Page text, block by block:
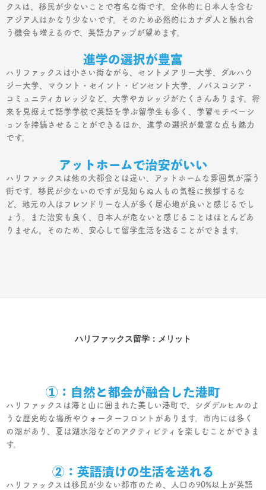
クスは、移民が少ないことで有名な街です。全体的に日本人を含む
アジア人はかなり少ないです。そのため必然的にカナダ人と触れ合
う機会も増えるので、英語力アップが望めます。
進学の選択が豊富
ハリファックスは小さい街ながら、セントメアリー大学、ダルハウ
ジー大学、マウント・セイント・ビンセント大学、ノバスコシア・
コミュニティカレッジなど、大学やカレッジがたくさんあります。将
来を見据えて語学学校で英語を学ぶ留学生も多く、学習モチベーシ
ョンを持続させることができるほか、進学の選択が豊富な点も魅力
です。
アットホームで治安がいい
ハリファックスは他の大都会とは違い、アットホームな雰囲気が漂う
街です。移民が少ないのですが見知らぬ人もの気軽に挨拶するな
ど、地元の人はフレンドリーな人が多く居心地が良いと感じるでし
ょう。また治安も良く、日本人が危ないと感じることはほとんどあ
りません。そのため、安心して留学生活を送ることができます。
ハリファックス留学：メリット
①：自然と都会が融合した港町
ハリファックスは海と山に囲まれた美しい港町で、シダデルヒルのよ
うな歴史的な場所やウォーターフロントがあります。市内には多く
の湖があり、夏は湖水浴などのアクティビティを楽しむことができま
す。
②：英語漬けの生活を送れる
ハリファックスは移民が少ない都市のため、人口の90%以上が英語